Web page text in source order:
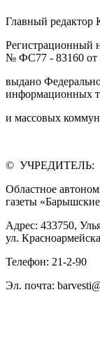
Главный редактор
Регистрационный
№ ФС77 - 83160 от
выдано
информационных
и массовых
© УЧРЕДИТЕЛЬ:
Областное
газеты
Адрес: 433750,
ул.
Телефон: 21-2-90
Эл. почта: